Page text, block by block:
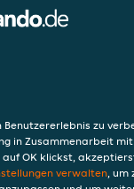
zu
in Zusammenarbeit
auf OK klickst,
verwalten, um